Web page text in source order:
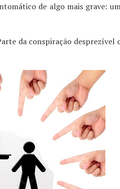
de algo mais grave:
da conspiração desprezível